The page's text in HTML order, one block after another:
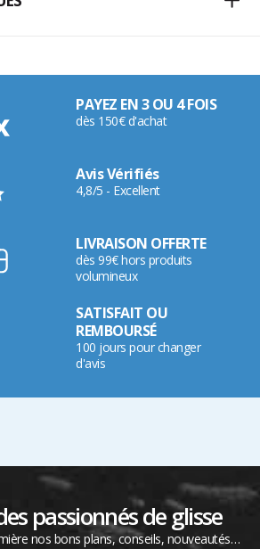
PAYEZ EN 3 OU 4 FOIS
dès 150€ d'achat
Avis Vérifiés
4,8/5 - Excellent
LIVRAISON OFFERTE
dès 99€ hors produits
volumineux
SATISFAIT OU
REMBOURSÉ
100 jours pour changer
d'avis
passionnés de glisse
nos bons plans, conseils, nouveautés…